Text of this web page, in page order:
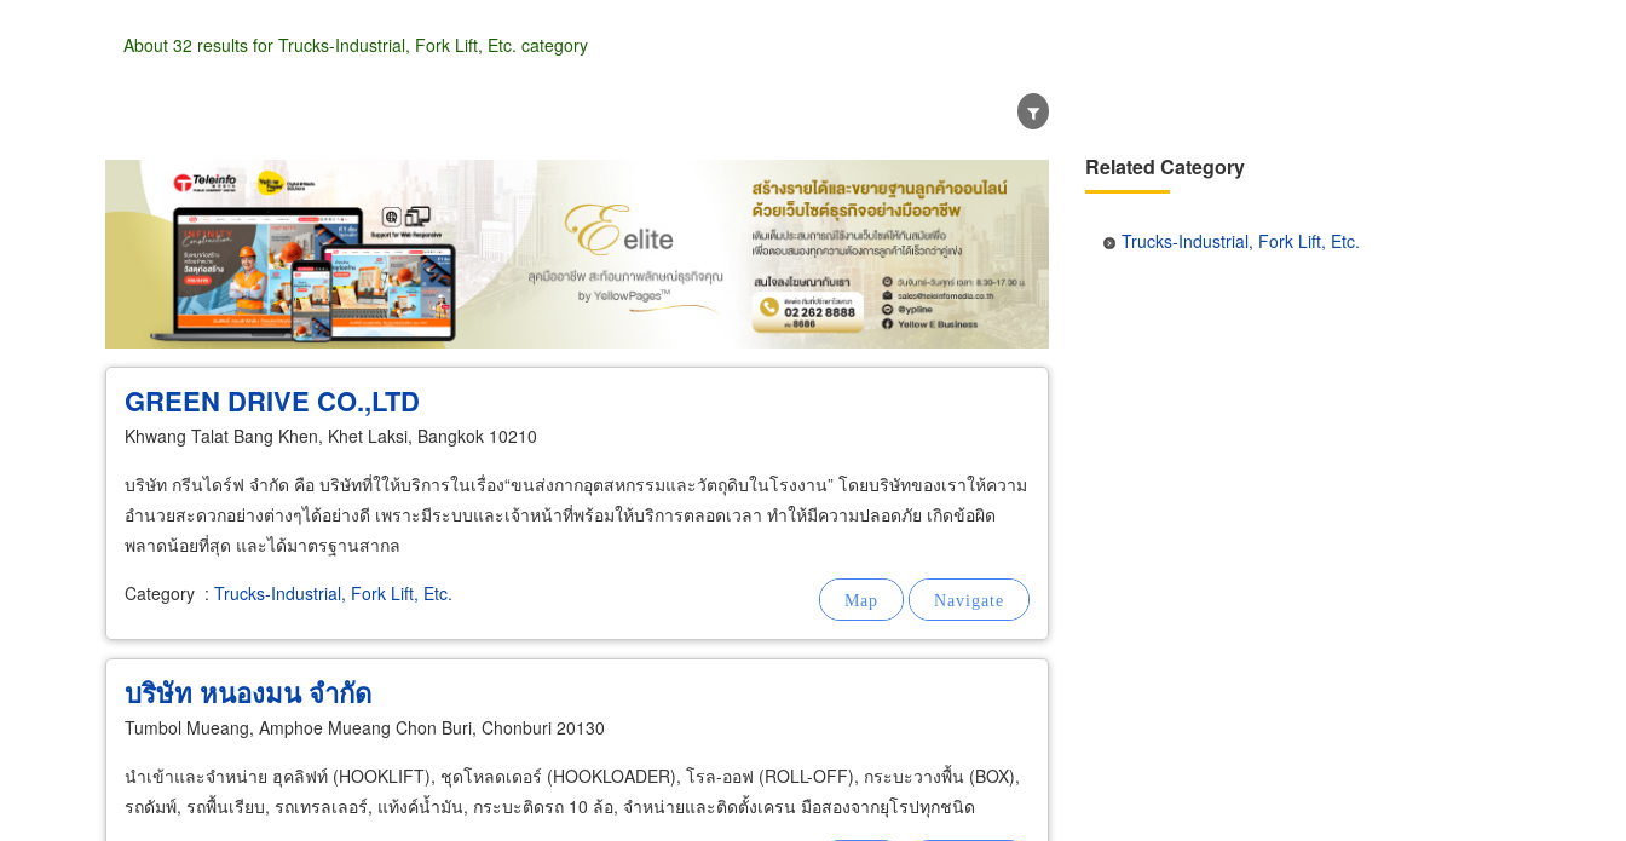
About 32 results for Trucks-Industrial, Fork Lift, Etc. category
Wholesale Retail Manufacturer Dealer Exporter/Importer Service Business
GREEN DRIVE CO.,LTD
Khwang Talat Bang Khen, Khet Laksi, Bangkok 10210
บริษัท กรีนไดร์ฟ จำกัด คือ บริษัทที่ใให้บริการในเรื่อง“ขนส่งกากอุตสหกรรมและวัตถุดิบในโรงงาน” โดยบริษัทของเราให้ความ
อำนวยสะดวกอย่างต่างๆได้อย่างดี เพราะมีระบบและเจ้าหน้าที่พร้อมให้บริการตลอดเวลา ทำให้มีความปลอดภัย เกิดข้อผิด
พลาดน้อยที่สุด และได้มาตรฐานสากล
Category : Trucks-Industrial, Fork Lift, Etc.
บริษัท หนองมน จำกัด
Tumbol Mueang, Amphoe Mueang Chon Buri, Chonburi 20130
นำเข้าและจำหน่าย ฮุคลิฟท์ (HOOKLIFT), ชุดโหลดเดอร์ (HOOKLOADER), โรล-ออฟ (ROLL-OFF), กระบะวางพื้น (BOX),
รถดัมพ์, รถพื้นเรียบ, รถเทรลเลอร์, แท้งค์น้ำมัน, กระบะติดรถ 10 ล้อ, จำหน่ายและติดตั้งเครน มือสองจากยุโรปทุกชนิด
Related Category
Trucks-Industrial, Fork Lift, Etc.